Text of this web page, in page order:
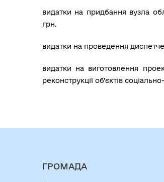
видатки на придбання вузла
грн.
видатки на проведення
видатки на виготовлення
реконструкції об’єктів
ГРОМАДА